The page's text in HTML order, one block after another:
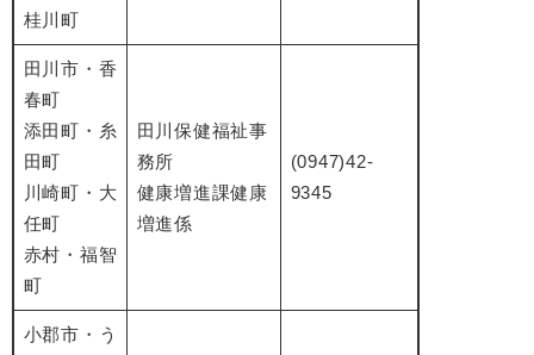
桂川町
田川市・香
春町
添田町・糸
田町
川崎町・大
任町
赤村・福智
町
田川保健福祉事
務所
健康増進課健康
増進係
(0947)42-
9345
小郡市・う